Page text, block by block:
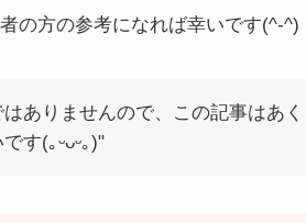
の方の参考になれば幸いです(^-^)
ありませんので、この記事はあく
す(｡ᵕᴗᵕ｡)"